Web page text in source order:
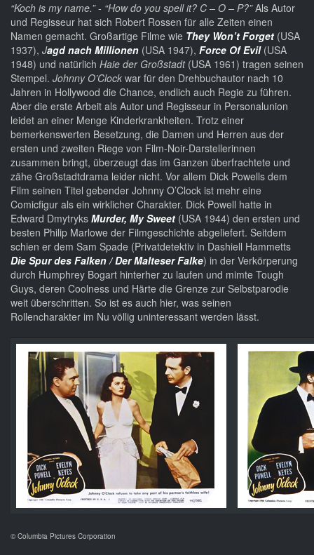
“Koch is my name.” - “How do you spell it? C – O – P?”Als Autor
und Regisseur hat sich Robert Rossen für alle Zeiten einen
Namen gemacht. Großartige Filme wie They Won’t Forget (USA
1937), Jagd nach Millionen (USA 1947), Force Of Evil (USA
1948) und natürlich Haie der Großstadt(USA 1961) tragen seinen
Stempel. Johnny O’Clock war für den Drehbuchautor nach 10
Jahren in Hollywood die Chance, endlich auch Regie zu führen.
Aber die erste Arbeit als Autor und Regisseur in Personalunion
leidet an einer Menge Kinderkrankheiten. Trotz einer
bemerkenswerten Besetzung, die Damen und Herren aus der
ersten und zweiten Riege von Film-Noir-Darstellerinnen
zusammen bringt, überzeugt das im Ganzen überfrachtete und
zähe Großstadtdrama leider nicht. Vor allem Dick Powells dem
Film seinen Titel gebender Johnny O’Clock ist mehr eine
Comicfigur als ein wirklicher Charakter. Dick Powell hatte in
Edward Dmytryks Murder, My Sweet (USA 1944) den ersten und
besten Philip Marlowe der Filmgeschichte abgeliefert. Seitdem
schien er dem Sam Spade (Privatdetektiv in Dashiell Hammetts
Die Spur des Falken / Der Malteser Falke) in der Verkörperung
durch Humphrey Bogart hinterher zu laufen und mimte Tough
Guys, deren Coolness und Härte die Grenze zur Selbstparodie
weit überschritten. So ist es auch hier, was seinen
Rollencharakter im Nu völlig uninteressant werden lässt.
© Columbia Pictures Corporation